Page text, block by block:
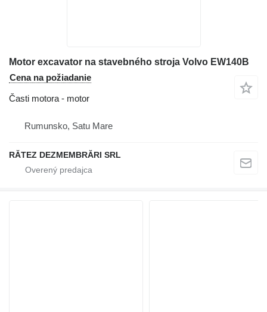
Motor excavator na stavebného stroja Volvo EW140B
Cena na požiadanie
Časti motora - motor
Rumunsko, Satu Mare
RĂTEZ DEZMEMBRĂRI SRL